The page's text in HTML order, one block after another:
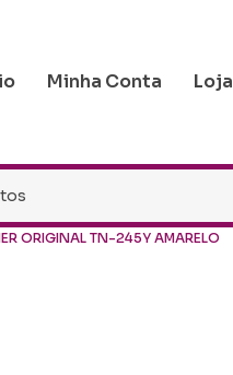
Minha Conta Loja
ORIGINAL TN-245Y AMARELO